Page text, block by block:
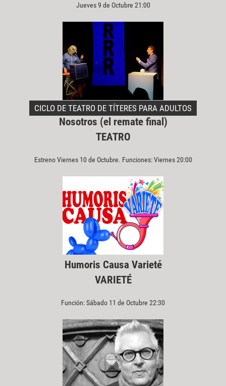
Jueves 9 de Octubre 21:00
CICLO DE TEATRO DE TÍTERES PARA ADULTOS
Nosotros (el remate final)
TEATRO
Estreno Viernes 10 de Octubre. Funciones: Viernes 20:00
Humoris Causa Varieté
VARIETÉ
Función: Sábado 11 de Octubre 22:30